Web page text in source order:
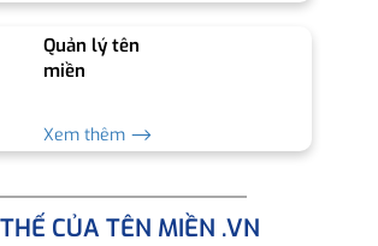
Quản lý tên
miền
Xem thêm ⟶
CỦA TÊN MIỀN .VN